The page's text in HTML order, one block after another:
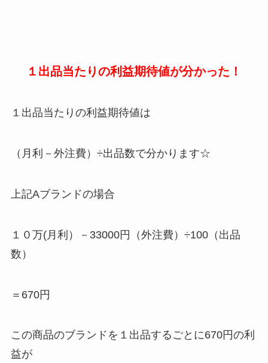
１出品当たりの利益期待値が分かった！
１出品当たりの利益期待値は
（月利－外注費）÷出品数で分かります☆
上記Aブランドの場合
１０万(月利）－33000円（外注費）÷100（出品
数）
＝670円
この商品のブランドを１出品するごとに670円の利
益が